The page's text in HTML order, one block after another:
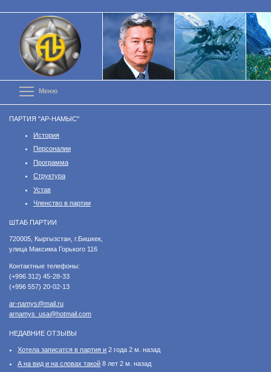
к
основному
содержанию
Меню
ПАРТИЯ "АР-НАМЫС"
История
Персоналии
Программа
Структура
Устав
Членство в партии
ШТАБ ПАРТИИ
​720005, Кыргызстан, г.Бишкек,
улица Максима Горького 116
Контактные телефоны:
(+996 312) 45-28-33
(+996 557) 20-02-13
ar-namys@mail.ru
arnamys_usa@hotmail.com
НЕДАВНИЕ ОТЗЫВЫ
Хотела записатся в партия и 2 года 2 м. назад
А на вид и на словах такой 8 лет 2 м. назад